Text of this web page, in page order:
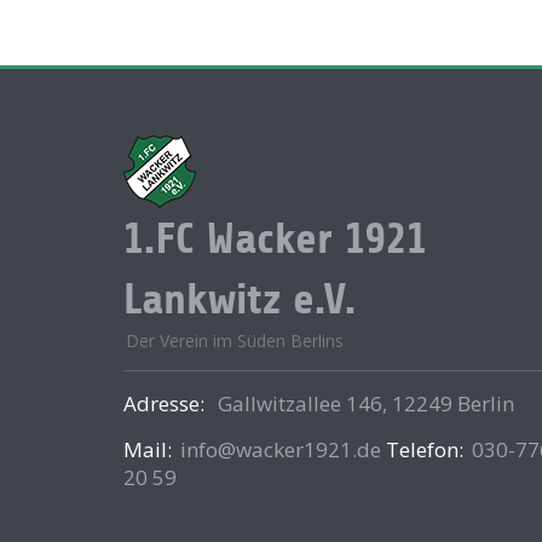
1.FC Wacker 1921
Lankwitz e.V.
Der Verein im Süden Berlins
Adresse: Gallwitzallee 146, 12249 Berlin
Mail: info@wacker1921.de Telefon: 030-
20 59